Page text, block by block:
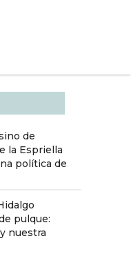
de
la Espriella
política de
pulque:
nuestra